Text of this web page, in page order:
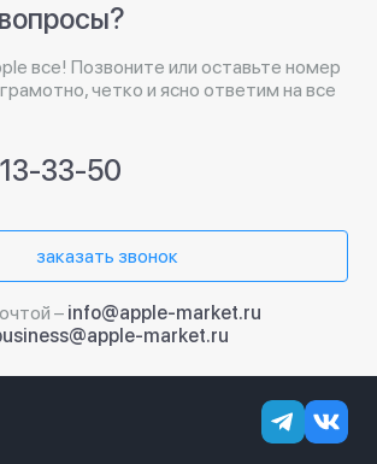
все! Позвоните или оставьте номер
четко и ясно ответим на все
33-50
заказать звонок
– info@apple-market.ru
market.ru